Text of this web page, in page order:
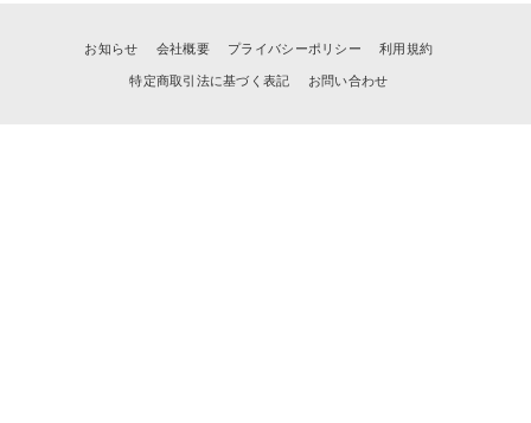
お知らせ 会社概要 プライバシーポリシー 利用規約
特定商取引法に基づく表記 お問い合わせ